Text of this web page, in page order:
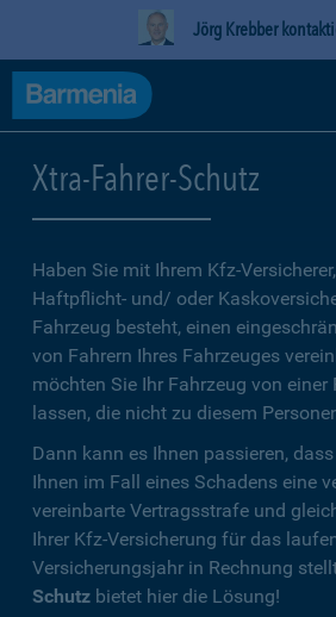
Jörg Krebber
Xtra-Fahrer-Schutz
Haben Sie mit Ihrem Kfz-
Haftpflicht- und/ oder
Fahrzeug besteht, einen
von Fahrern Ihres Fahrzeuges
möchten Sie Ihr Fahrzeug von einer
lassen, die nicht zu diesem
Dann kann es Ihnen passieren,
Ihnen im Fall eines Schadens eine
vereinbarte Vertragsstrafe und
Ihrer Kfz-Versicherung für das
Versicherungsjahr in Rechnung
Schutz bietet hier die Lösung!